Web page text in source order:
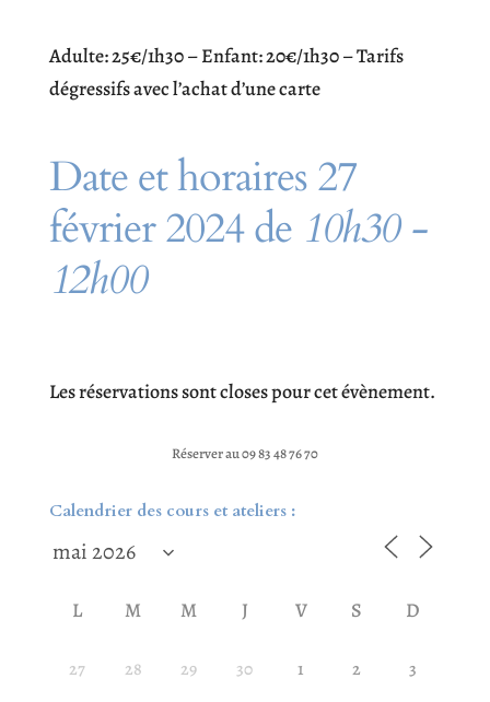
Adulte: 25€/1h30 – Enfant: 20€/1h30 – Tarifs
dégressifs avec l’achat d’une carte
Date et horaires 27
février 2024 de 10h30 -
12h00
Les réservations sont closes pour cet évènement.
Réserver au 09 83 48 76 70
Calendrier des cours et ateliers :
L M M J V S D
27 28 29 30 1 2 3